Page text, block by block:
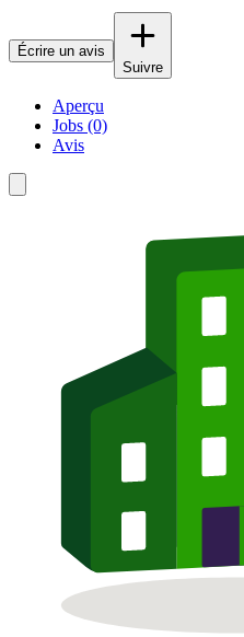
Écrire un avis
Suivre
Aperçu
Jobs (0)
Avis